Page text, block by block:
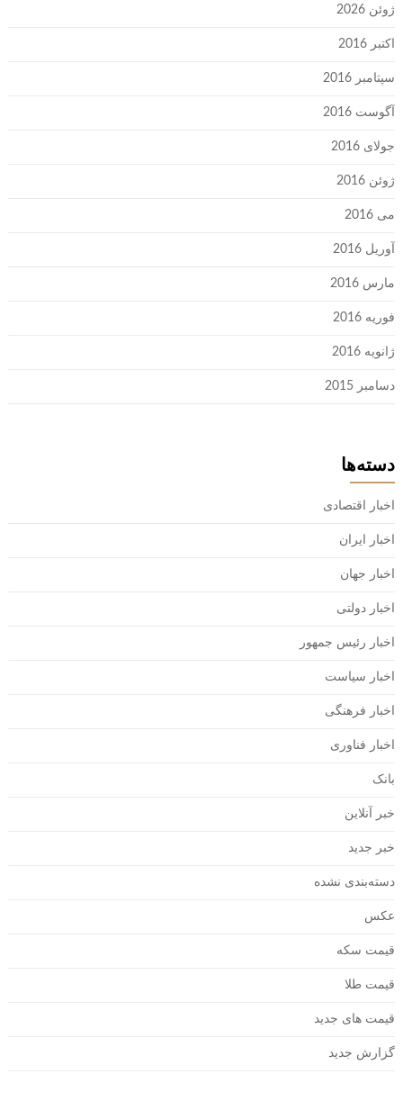
ژوئن 2026
اکتبر 2016
سپتامبر 2016
آگوست 2016
جولای 2016
ژوئن 2016
می 2016
آوریل 2016
مارس 2016
فوریه 2016
ژانویه 2016
دسامبر 2015
دسته‌ها
اخبار اقتصادی
اخبار ایران
اخبار جهان
اخبار دولتی
اخبار رئیس جمهور
اخبار سیاست
اخبار فرهنگی
اخبار فناوری
بانک
خبر آنلاین
خبر جدید
دسته‌بندی نشده
عکس
قیمت سکه
قیمت طلا
قیمت های جدید
گزارش جدید